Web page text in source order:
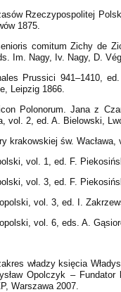
Rzeczypospolitej
1875.
comitum Zichy de
Im. Nagy, Iv. Nagy, D.
Prussici 941–1410,
Leipzig 1866.
Polonorum. Jana z
vol. 2, ed. A. Bielowski,
krakowskiej św.
vol. 1, ed. F.
vol. 3, ed. F.
vol. 3, ed. I.
vol. 6, eds. A.
władzy księcia
Opolczyk –
Warszawa 2007.